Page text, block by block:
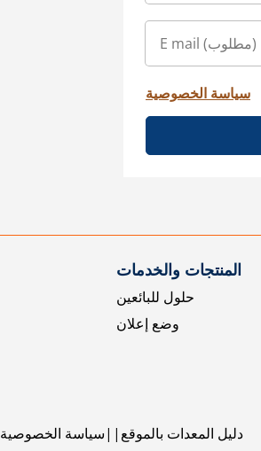
سياسة الخصوصية
المنتجات والخدمات
حلول للبائعين
وضع إعلان
سياسة الخصوصية دليل المعدات بالموقع